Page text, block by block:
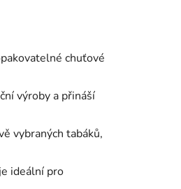
chuťové
výroby a přináší
vybraných tabáků,
ideální pro